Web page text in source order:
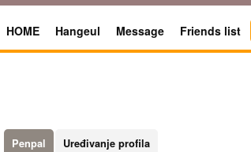
HOME Hangeul Message Friends list
Penpal Uređivanje profila